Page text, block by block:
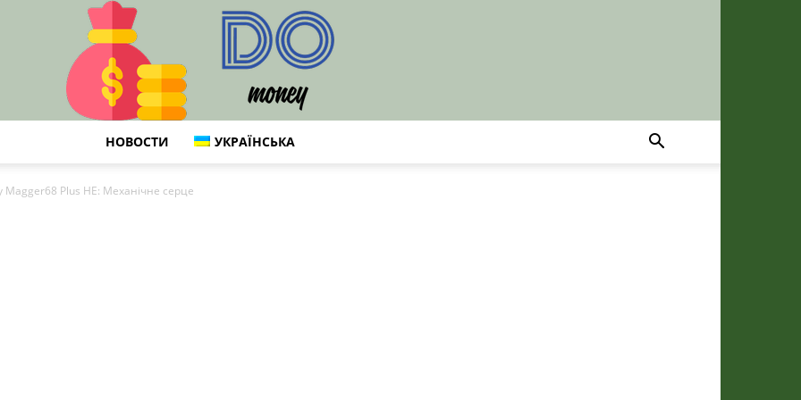
НОВОСТИ УКРАЇНСЬКА
Magger68 Plus HE: Механічне серце